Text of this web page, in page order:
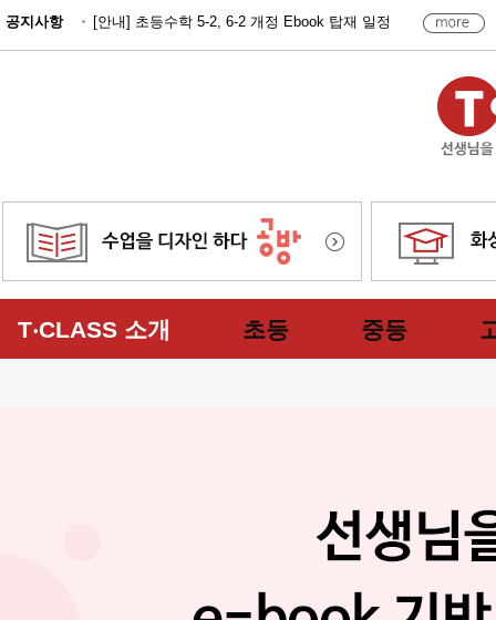
공지사항 [안내] 초등수학 5-2, 6-2 개정 Ebook 탑재 일정
T‧CLASS 소개 초등 중등